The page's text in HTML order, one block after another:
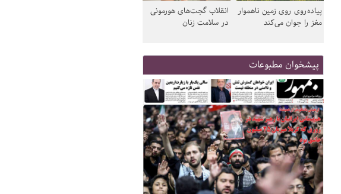
پیاده‌روی روی زمین ناهموار
مغز را جوان می‌کند
انقلاب گجت‌های هورمونی
در سلامت زنان
پیشخوان مطبوعات